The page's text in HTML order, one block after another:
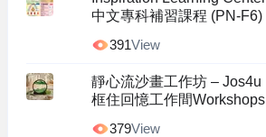
中文專科補習課程 (PN-F6)
391View
靜心流沙畫工作坊 – Jos4u
框住回憶工作間Workshops
379View